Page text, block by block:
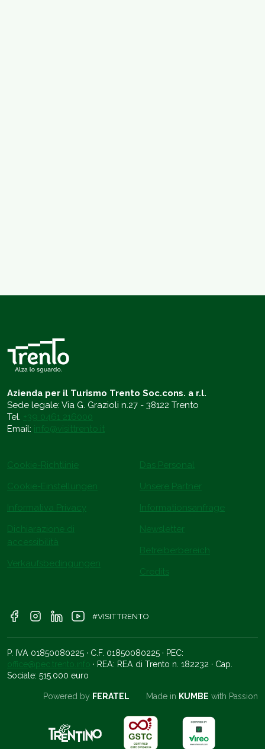
Azienda per il Turismo Trento Soc.cons. a r.l.
Sede legale: Via G. Grazioli n.27 - 38122 Trento
Tel. +39 0461 216000
Email: info@visittrento.it
Cookie-Richtlinie
Cookie-Einstellungen
Informativa Privacy
Dichiarazione di
accessibilità
Verkaufsbedingungen
Das Personal
Unsere Partner
Informationsanfrage
Newsletter
Betreiberbereich
Credits
#VISITTRENTO
P. IVA 01850080225 · C.F. 01850080225 · PEC:
office@pec.trento.info · REA: REA di Trento n. 182232 · Cap.
Sociale: 515.000 euro
Powered by FERATEL Made in KUMBE with Passion